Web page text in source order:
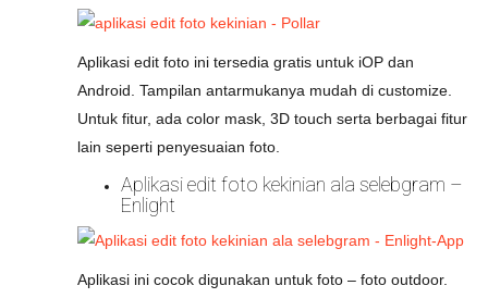
Aplikasi edit foto ini tersedia gratis untuk iOP dan
Android. Tampilan antarmukanya mudah di customize.
Untuk fitur, ada color mask, 3D touch serta berbagai fitur
lain seperti penyesuaian foto.
Aplikasi edit foto kekinian ala selebgram –
Enlight
Aplikasi ini cocok digunakan untuk foto – foto outdoor.